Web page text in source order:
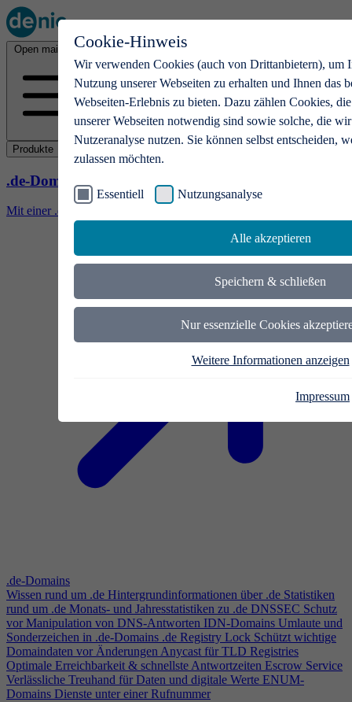
Cookie-Hinweis
Wir verwenden Cookies (auch von Drittanbietern), um
Nutzung unserer Webseiten zu erhalten und Ihnen das
Webseiten-Erlebnis zu bieten. Dazu zählen Cookies,
unserer Webseiten notwendig sind sowie solche, die
Nutzeranalyse nutzen. Sie können selbst entscheiden,
zulassen möchten.
Essentiell Nutzungsanalyse
Alle akzeptieren
Speichern & schließen
Nur essenzielle Cookies
Weitere Informationen anzeigen
Impressum
Open main menu
Produkte
.de-Domains
Mit einer .de-Domain erhalten Ideen eine Bühne
.de-Domains
Wissen rund um .de Hintergrundinformationen über .de Statistiken
rund um .de Monats- und Jahresstatistiken zu .de DNSSEC Schutz
vor Manipulation von DNS-Antworten IDN-Domains Umlaute und
Sonderzeichen in .de-Domains .de Registry Lock Schützt wichtige
Domaindaten vor ÄnderungenAnycast für TLD Registries
Optimale Erreichbarkeit & schnellste Antwortzeiten Escrow Service
Verlässliche Treuhand für Daten und digitale Werte ENUM-
Domains Dienste unter einer Rufnummer